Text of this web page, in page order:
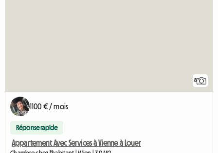
8
1100 € / mois
Réponse rapide
Appartement Avec Services à Vienne à Louer